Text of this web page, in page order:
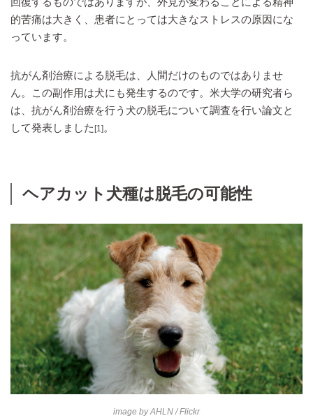
的苦痛は大きく、患者にとっては大きなストレスの原因にな
っています。
抗がん剤治療による脱毛は、人間だけのものではありませ
ん。この副作用は犬にも発生するのです。米大学の研究者ら
は、抗がん剤治療を行う犬の脱毛について調査を行い論文と
して発表しました [1] 。
ヘアカット犬種は脱毛の可能性
image byAHLN/ Flickr